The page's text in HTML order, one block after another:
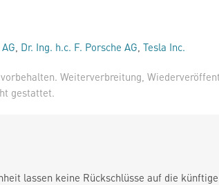
, Dr. Ing. h.c. F. Porsche AG, Tesla Inc.
Weiterverbreitung,
gestattet.
lassen keine Rückschlüsse auf die